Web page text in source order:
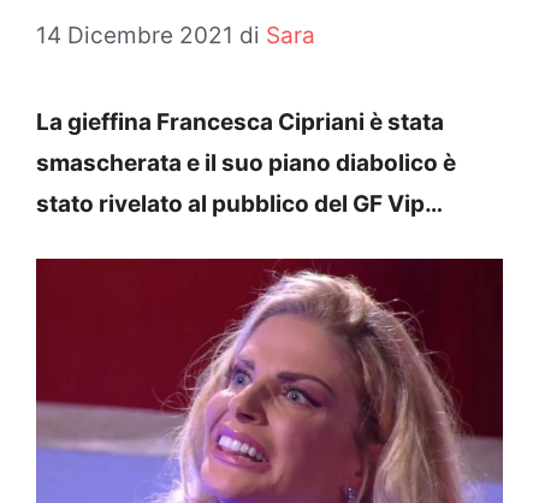
14 Dicembre 2021 di Sara
La gieffina Francesca Cipriani è stata
smascherata e il suo piano diabolico è
stato rivelato al pubblico del GF Vip…